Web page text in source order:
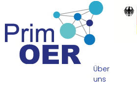
Über
uns